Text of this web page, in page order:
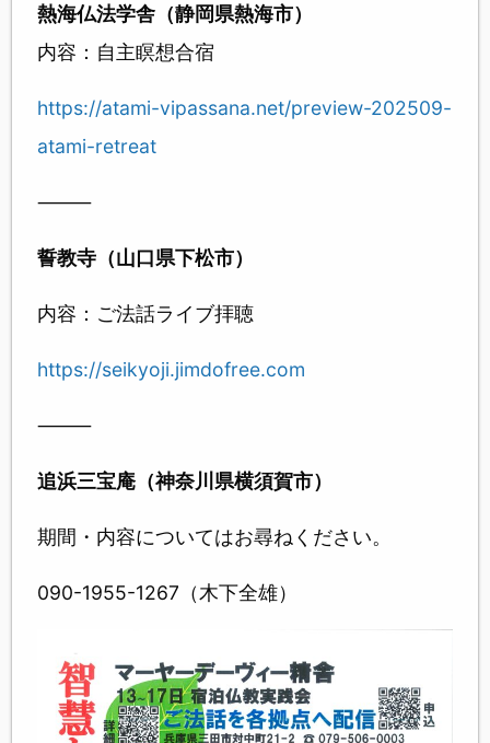
熱海仏法学舎（静岡県熱海市）
内容：自主瞑想合宿
https://atami-vipassana.net/preview-202509-
atami-retreat
⸻
誓教寺（山口県下松市）
内容：ご法話ライブ拝聴
https://seikyoji.jimdofree.com
⸻
追浜三宝庵（神奈川県横須賀市）
期間・内容についてはお尋ねください。
090-1955-1267（木下全雄）